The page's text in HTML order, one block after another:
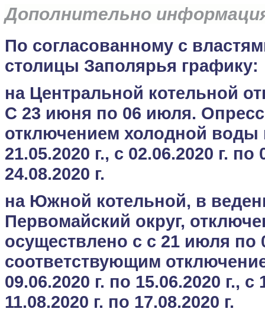
Дополнительно
По согласованному с
столицы Заполярья графику:
на Центральной котельной
С 23 июня по 06 июля.
отключением холодной воды
21.05.2020 г., с 02.06.2020 г. по
24.08.2020 г.
на Южной котельной, в
Первомайский округ,
осуществлено с с 21 июля по
соответствующим
09.06.2020 г. по 15.06.2020 г., с
11.08.2020 г. по 17.08.2020 г.